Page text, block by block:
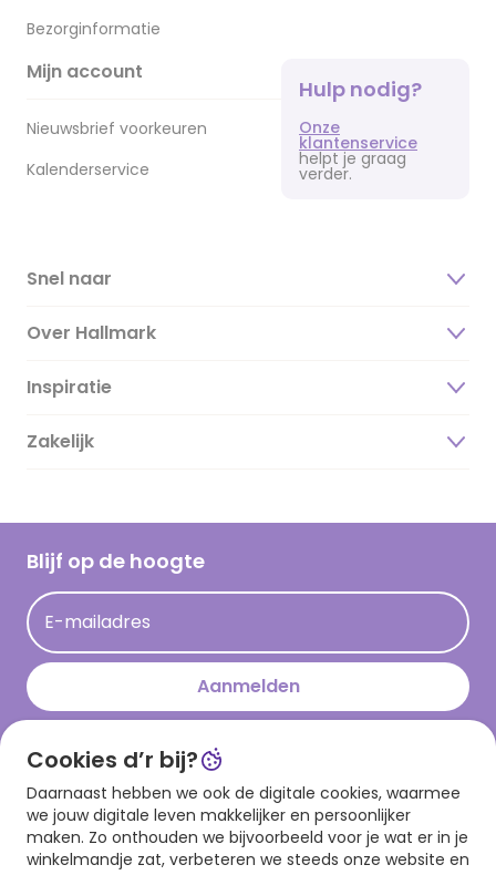
Bezorginformatie
Mijn account
Nieuwsbrief voorkeuren
Kalenderservice
Hulp nodig?
Onze
klantenservice
helpt je graag
verder.
Snel naar
Over Hallmark
Over ons
Duurzaamheid
Hallmark Kaartclub
Acties
Persberichten
Inspiratie
Magazine
Cadeau inspiratie
Op kamp gedichten en versjes
Leuke en grappige op kamp teksten
kamppost inspiratie
Zakelijk
Blijf op de hoogte
E-mailadres
Aanmelden
Download onze app
Cookies d’r bij?
Daarnaast hebben we ook de digitale cookies, waarmee
we jouw digitale leven makkelijker en persoonlijker
maken. Zo onthouden we bijvoorbeeld voor je wat er in je
winkelmandje zat, verbeteren we steeds onze website en